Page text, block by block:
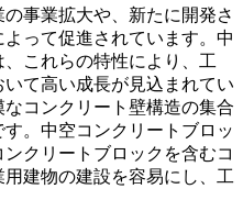
事業拡大や、新たに開発さ
って促進されています。中
これらの特性により、工
て高い成長が見込まれてい
コンクリート壁構造の集合
。中空コンクリートブロッ
クリートブロックを含むコ
建物の建設を容易にし、工